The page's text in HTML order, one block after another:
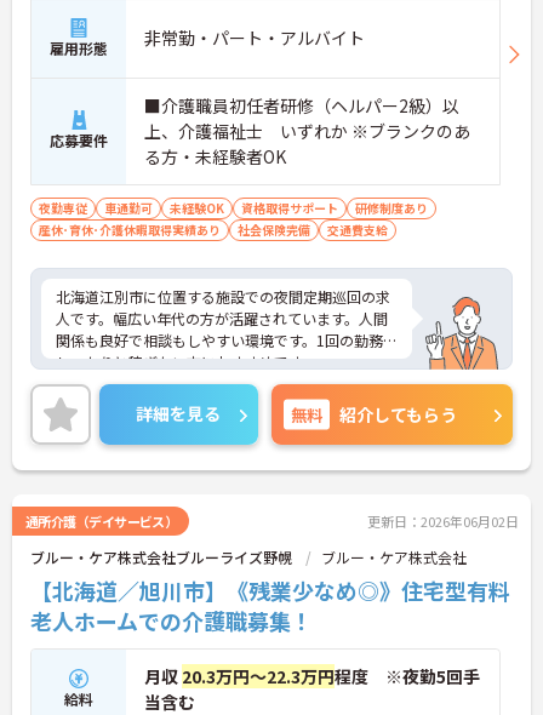
雇用形態 非常勤・パート・アルバイト
応募要件
■介護職員初任者研修（ヘルパー2級）以
上、介護福祉士 いずれか ※ブランクのあ
る方・未経験者OK
夜勤専従 車通勤可 未経験OK 資格取得サポート
研修制度あり
産休･育休･介護休暇取得実績あり
社会保険完備 交通費支給
北海道江別市に位置する施設での夜間定期巡回の求
人です。幅広い年代の方が活躍されています。人間
関係も良好で相談もしやすい環境です。1回の勤務で
しっかりと稼ぎたい方におすすめです。
ご興味ある方には、面接対策ポイントなど、さらに
詳細をお話しいたしますのでお気軽にご相談くださ
い！
詳細を見る 無料 紹介してもらう
通所介護（デイサービス） 更新日：2026年06月02日
ブルー・ケア株式会社ブルーライズ野幌 ブルー・ケア株式会社
【北海道／旭川市】《残業少なめ◎》住宅型有料
老人ホームでの介護職募集！
給料
月収 20.3万円～22.3万円程度 ※夜勤5回手
当含む